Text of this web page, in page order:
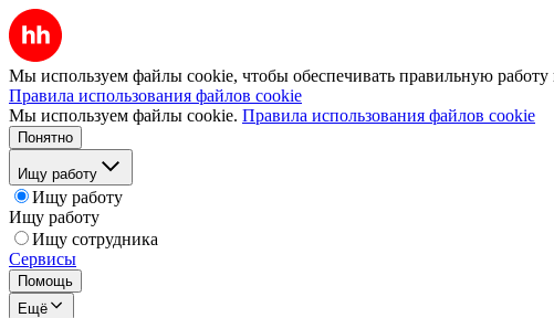
Мы используем файлы cookie, чтобы обеспечивать правильную работу
Правила использования файлов cookie
Мы используем файлы cookie. Правила использования файлов cookie
Понятно
Ищу работу
Ищу работу
Ищу работу
Ищу сотрудника
Сервисы
Помощь
Ещё